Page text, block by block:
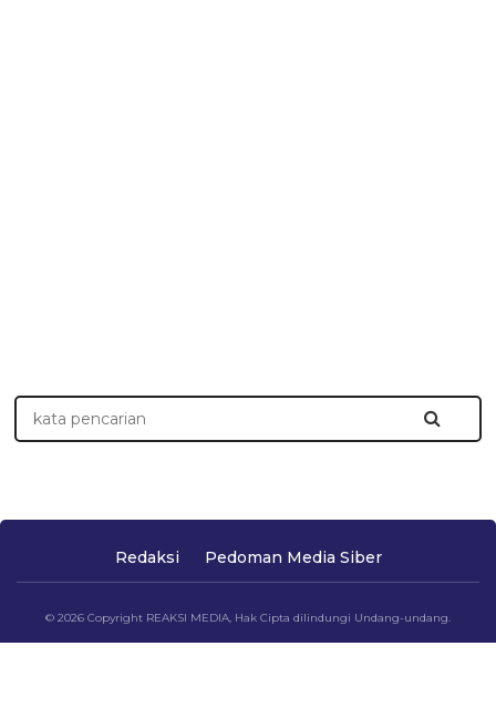
Redaksi Pedoman Media Siber
© 2026 Copyright REAKSI MEDIA, Hak Cipta dilindungi Undang-undang.